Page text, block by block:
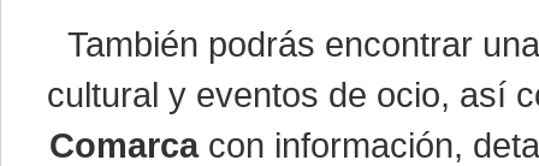
También podrás encontrar
cultural y eventos de ocio, así
Comarcacon información,